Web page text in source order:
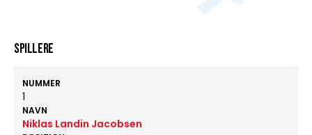
Spillere
NUMMER
1
NAVN
Niklas Landin Jacobsen